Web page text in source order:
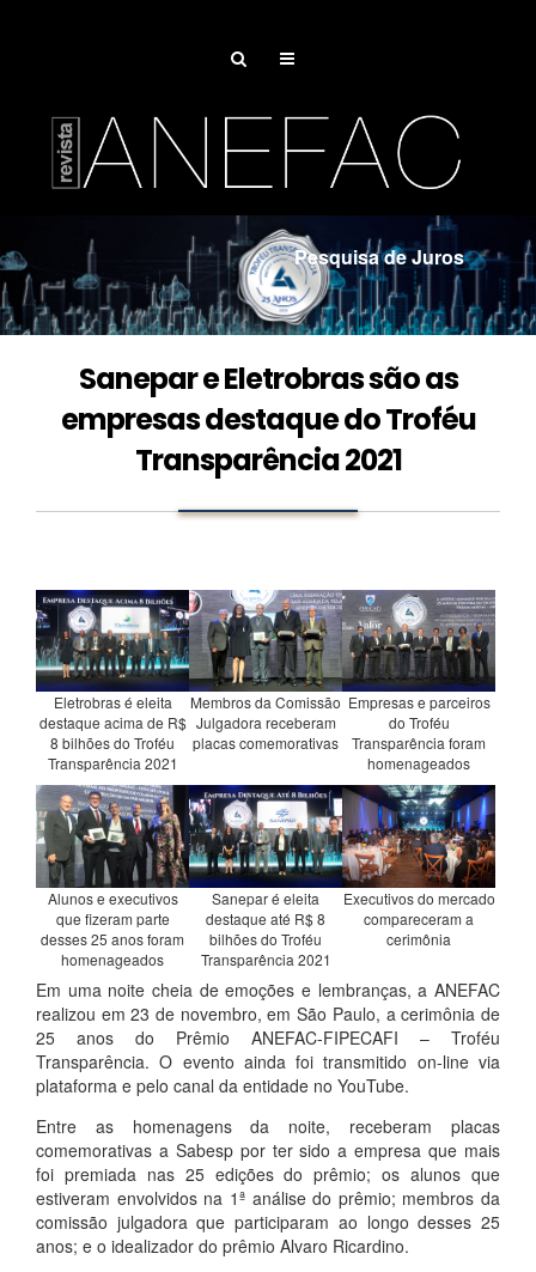
Pesquisa de Juros
Associe-se
Sanepar e Eletrobras são as
empresas destaque do Troféu
Transparência 2021
Eletrobras é eleita
destaque acima de R$
8 bilhões do Troféu
Transparência 2021
Membros da Comissão
Julgadora receberam
placas comemorativas
Empresas e parceiros
do Troféu
Transparência foram
homenageados
Alunos e executivos
que fizeram parte
desses 25 anos foram
homenageados
Sanepar é eleita
destaque até R$ 8
bilhões do Troféu
Transparência 2021
Executivos do mercado
compareceram a
cerimônia
Em uma noite cheia de emoções e lembranças, a ANEFAC
realizou em 23 de novembro, em São Paulo, a cerimônia de
25 anos do Prêmio ANEFAC-FIPECAFI – Troféu
Transparência. O evento ainda foi transmitido on-line via
plataforma e pelo canal da entidade no YouTube.
Entre as homenagens da noite, receberam placas
comemorativas a Sabesp por ter sido a empresa que mais
foi premiada nas 25 edições do prêmio; os alunos que
estiveram envolvidos na 1ª análise do prêmio; membros da
comissão julgadora que participaram ao longo desses 25
anos; e o idealizador do prêmio Alvaro Ricardino.